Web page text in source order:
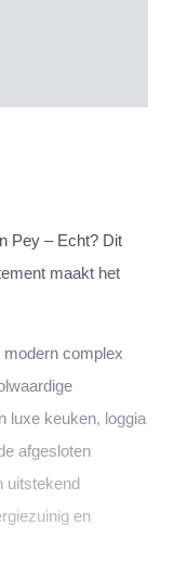
Pey – Echt? Dit
maakt het
complex
luxe keuken, loggia
afgesloten
uitstekend
en